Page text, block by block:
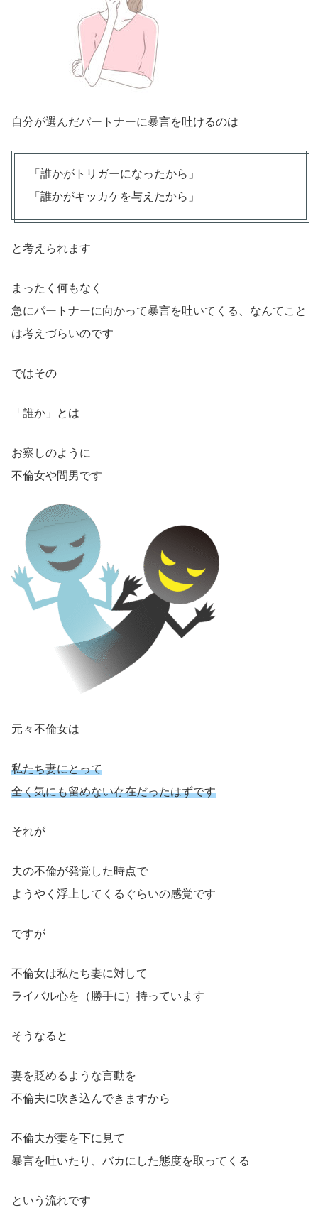
自分が選んだパートナーに暴言を吐けるのは
「誰かがトリガーになったから」
「誰かがキッカケを与えたから」
と考えられます
まったく何もなく
急にパートナーに向かって暴言を吐いてくる、なんてこと
は考えづらいのです
ではその
「誰か」とは
お察しのように
不倫女や間男です
元々不倫女は
私たち妻にとって
全く気にも留めない存在だったはずです
それが
夫の不倫が発覚した時点で
ようやく浮上してくるぐらいの感覚です
ですが
不倫女は私たち妻に対して
ライバル心を（勝手に）持っています
そうなると
妻を貶めるような言動を
不倫夫に吹き込んできますから
不倫夫が妻を下に見て
暴言を吐いたり、バカにした態度を取ってくる
という流れです